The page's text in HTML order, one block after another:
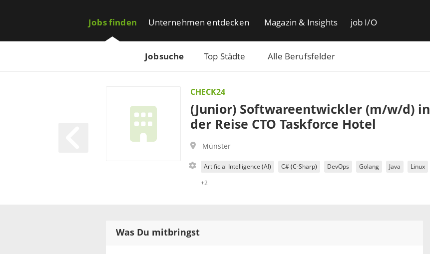
Jobs finden
Jobsuche Top Städte Alle Berufsfelder
Unternehmen entdecken Magazin & Insights job I/O
CHECK24
(Junior) Softwareentwickler (m/w/d) in
der Reise CTO Taskforce Hotel
Münster
Artificial Intelligence (AI) C# (C-Sharp) DevOps Golang Java Linux
+2
Was Du mitbringst